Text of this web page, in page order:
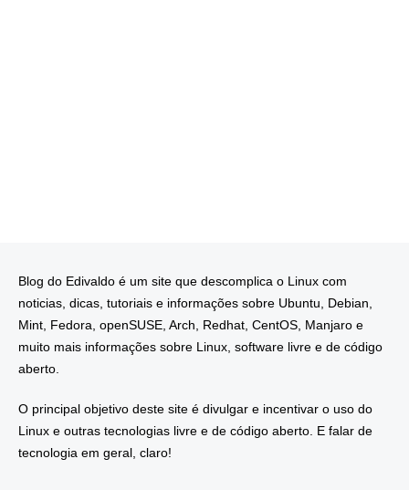
Blog do Edivaldo é um site que descomplica o Linux com
noticias, dicas, tutoriais e informações sobre Ubuntu, Debian,
Mint, Fedora, openSUSE, Arch, Redhat, CentOS, Manjaro e
muito mais informações sobre Linux, software livre e de código
aberto.
O principal objetivo deste site é divulgar e incentivar o uso do
Linux e outras tecnologias livre e de código aberto. E falar de
tecnologia em geral, claro!